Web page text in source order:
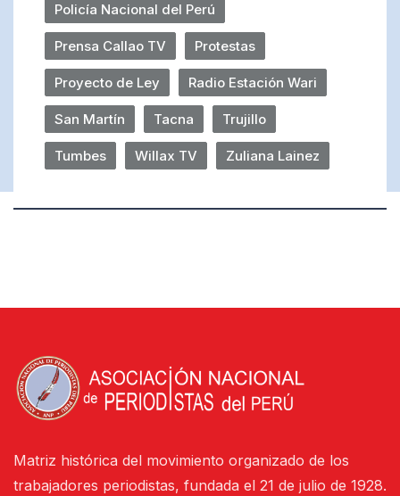
Policía Nacional del Perú
Prensa Callao TV Protestas
Proyecto de Ley Radio Estación Wari
San Martín Tacna Trujillo
Tumbes Willax TV Zuliana Lainez
Matriz histórica del movimiento organizado de los
trabajadores periodistas, fundada el 21 de julio de 1928.